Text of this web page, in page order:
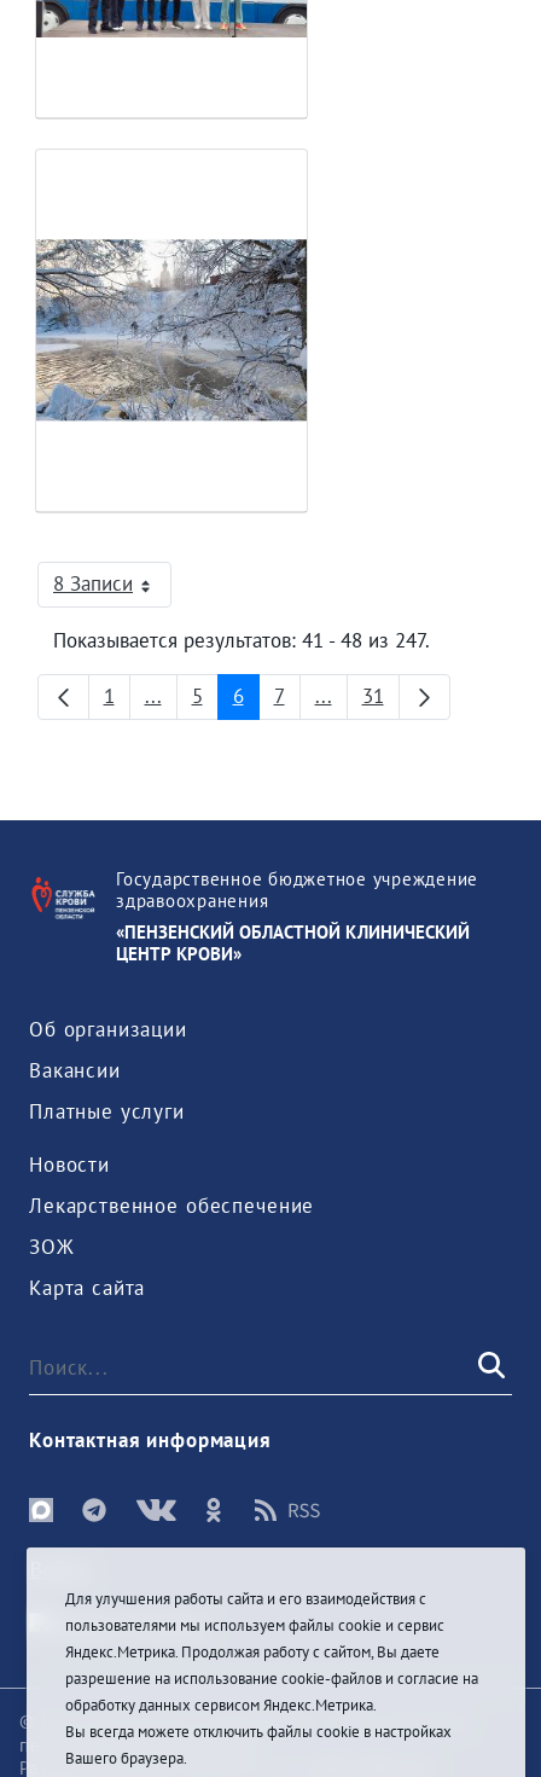
8 ЗаписиНа страницу
Показывается результатов: 41 - 48 из 247.
Страница
1 ...Промежуточные страницы
Страница
5 Страница
6 Страница
7 ...Промежуточные
Страница
31
Государственное бюджетное учреждение
здравоохранения
«ПЕНЗЕНСКИЙ ОБЛАСТНОЙ КЛИНИЧЕСКИЙ
ЦЕНТР КРОВИ»
Об организации
Вакансии
Платные услуги
Новости
Лекарственное обеспечение
ЗОЖ
Карта сайта
Контактная информация
© При цитировании информации с сайта ссылка на
первоисточник обязательна
Разработка и техподдержка сайта
Для улучшения работы сайта и его взаимодействия с
пользователями мы используем файлы cookie и сервис
Яндекс.Метрика. Продолжая работу с сайтом, Вы даете
разрешение на использование cookie-файлов и согласие на
обработку данных сервисом Яндекс.Метрика.
Вы всегда можете отключить файлы cookie в настройках
Вашего браузера.